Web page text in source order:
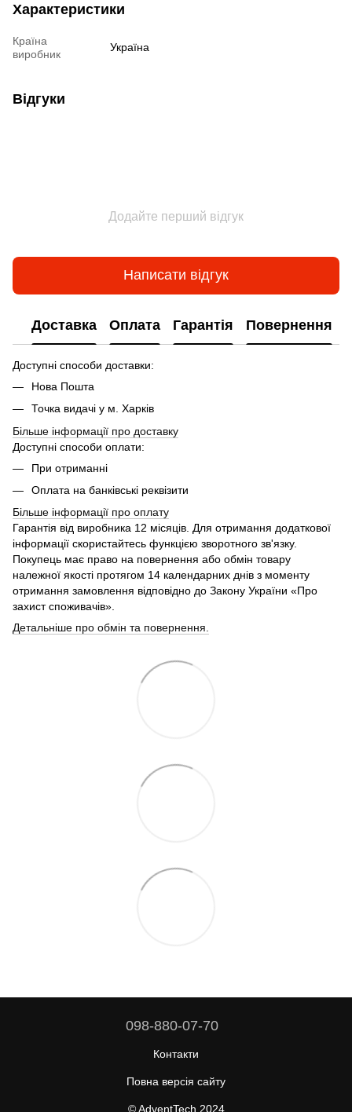
Характеристики
Країна
виробник
Україна
Відгуки
Додайте перший відгук
Написати відгук
Доставка Оплата Гарантія Повернення
Доступні способи доставки:
Нова Пошта
Точка видачі у м. Харків
Більше інформації про доставку
Доступні способи оплати:
При отриманні
Оплата на банківські реквізити
Більше інформації про оплату
Гарантія від виробника 12 місяців. Для отримання додаткової
інформації скористайтесь функцією зворотного зв'язку.
Покупець має право на повернення або обмін товару
належної якості протягом 14 календарних днів з моменту
отримання замовлення відповідно до Закону України «Про
захист споживачів».
Детальніше про обмін та повернення.
098-880-07-70
Контакти
Повна версія сайту
© AdventTech 2024